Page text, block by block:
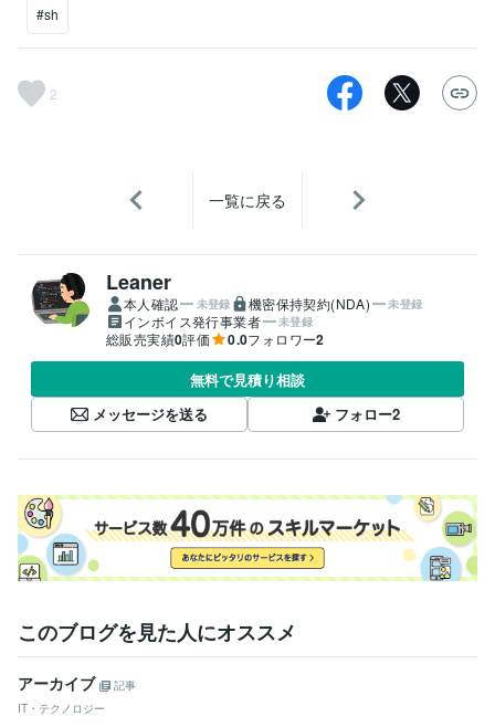
#sh
2
一覧に戻る
Leaner
本人確認 未登録 機密保持契約(NDA) 未登録
インボイス発行事業者 未登録
総販売実績0評価 0.0フォロワー2
無料で見積り相談
メッセージを送る
フォロー2
このブログを見た人にオススメ
アーカイブ
記事
IT・テクノロジー